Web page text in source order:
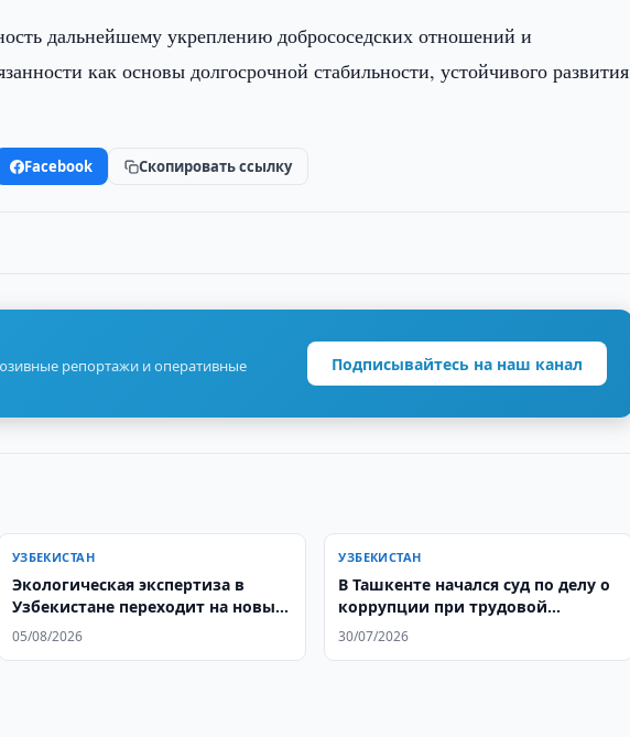
дальнейшему укреплению добрососедских отношений и
как основы долгосрочной стабильности, устойчивого развития
Facebook Скопировать ссылку
репортажи и оперативные
Подписывайтесь на наш канал
УЗБЕКИСТАН
Экологическая экспертиза в
Узбекистане переходит на новые
международные стандарты
05/08/2026
УЗБЕКИСТАН
В Ташкенте начался суд по делу о
коррупции при трудовой
миграции
30/07/2026